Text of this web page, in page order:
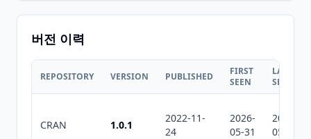
버전 이력
REPOSITORY VERSION PUBLISHED
FIRST
SEEN
LAST
SEEN
CRAN 1.0.1
2022-11-
24
2026-
05-31
2026-
05-31